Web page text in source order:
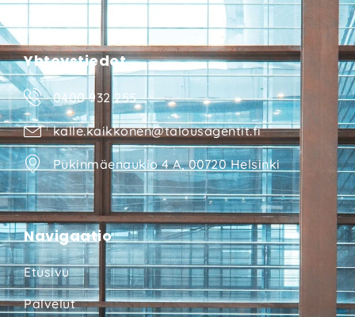
Yhteystiedot
0400 932 255
kalle.kaikkonen@talousagentit.fi
Pukinmäenaukio 4 A, 00720 Helsinki
Navigaatio
Etusivu
Palvelut